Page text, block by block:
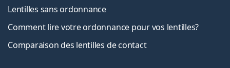
Lentilles sans ordonnance
Comment lire votre ordonnance pour vos lentilles?
Comparaison des lentilles de contact